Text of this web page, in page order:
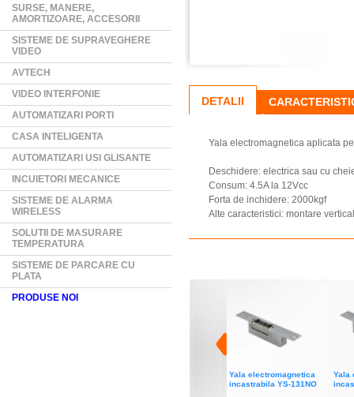
SURSE, MANERE,
AMORTIZOARE, ACCESORII
SISTEME DE SUPRAVEGHERE
VIDEO
AVTECH
VIDEO INTERFONIE
AUTOMATIZARI PORTI
CASA INTELIGENTA
AUTOMATIZARI USI GLISANTE
INCUIETORI MECANICE
SISTEME DE ALARMA
WIRELESS
SOLUTII DE MASURARE
TEMPERATURA
SISTEME DE PARCARE CU
PLATA
PRODUSE NOI
DETALII
Yala electromagnetica aplicata
Deschidere: electrica sau cu
Consum: 4.5A la 12Vcc
Forta de inchidere: 2000kgf
Alte caracteristici: montare
Yala electromagnetica
incastrabila YS-131NO
Yala